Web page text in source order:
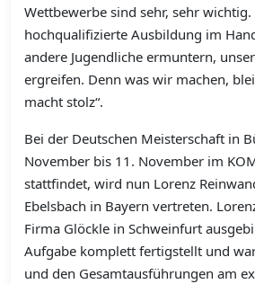
Wettbewerbe sind sehr, sehr wichtig.
hochqualifizierte Ausbildung im
andere Jugendliche ermuntern,
ergreifen. Denn was wir machen,
macht stolz“.
Bei der Deutschen Meisterschaft in
November bis 11. November im
stattfindet, wird nun Lorenz
Ebelsbach in Bayern vertreten.
Firma Glöckle in Schweinfurt
Aufgabe komplett fertigstellt und
und den Gesamtausführungen am